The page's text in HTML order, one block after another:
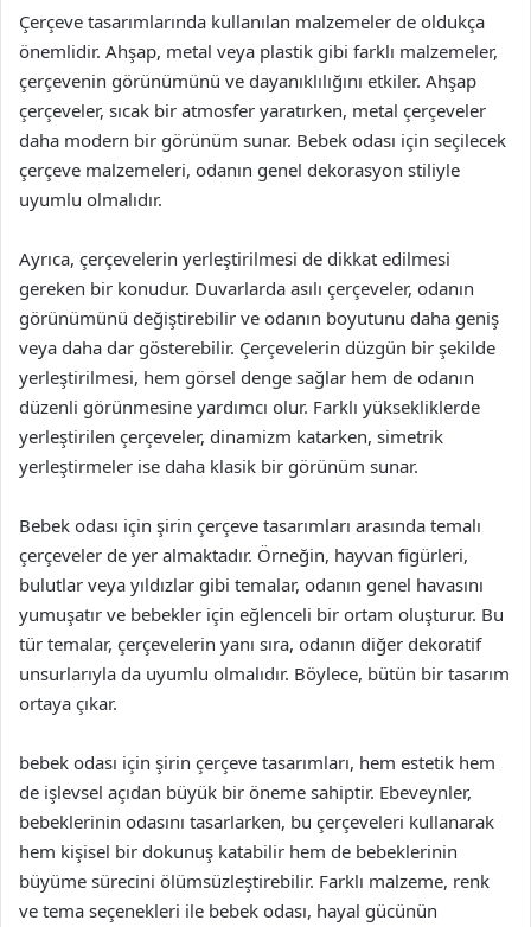
Çerçeve tasarımlarında kullanılan malzemeler de oldukça
önemlidir. Ahşap, metal veya plastik gibi farklı malzemeler,
çerçevenin görünümünü ve dayanıklılığını etkiler. Ahşap
çerçeveler, sıcak bir atmosfer yaratırken, metal çerçeveler
daha modern bir görünüm sunar. Bebek odası için seçilecek
çerçeve malzemeleri, odanın genel dekorasyon stiliyle
uyumlu olmalıdır.
Ayrıca, çerçevelerin yerleştirilmesi de dikkat edilmesi
gereken bir konudur. Duvarlarda asılı çerçeveler, odanın
görünümünü değiştirebilir ve odanın boyutunu daha geniş
veya daha dar gösterebilir. Çerçevelerin düzgün bir şekilde
yerleştirilmesi, hem görsel denge sağlar hem de odanın
düzenli görünmesine yardımcı olur. Farklı yüksekliklerde
yerleştirilen çerçeveler, dinamizm katarken, simetrik
yerleştirmeler ise daha klasik bir görünüm sunar.
Bebek odası için şirin çerçeve tasarımları arasında temalı
çerçeveler de yer almaktadır. Örneğin, hayvan figürleri,
bulutlar veya yıldızlar gibi temalar, odanın genel havasını
yumuşatır ve bebekler için eğlenceli bir ortam oluşturur. Bu
tür temalar, çerçevelerin yanı sıra, odanın diğer dekoratif
unsurlarıyla da uyumlu olmalıdır. Böylece, bütün bir tasarım
ortaya çıkar.
bebek odası için şirin çerçeve tasarımları, hem estetik hem
de işlevsel açıdan büyük bir öneme sahiptir. Ebeveynler,
bebeklerinin odasını tasarlarken, bu çerçeveleri kullanarak
hem kişisel bir dokunuş katabilir hem de bebeklerinin
büyüme sürecini ölümsüzleştirebilir. Farklı malzeme, renk
ve tema seçenekleri ile bebek odası, hayal gücünün